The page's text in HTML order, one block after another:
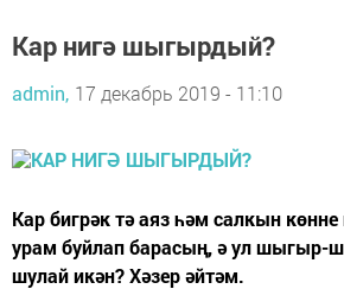
Кар нигә шыгырдый?
admin, 17 декабрь 2019 - 11:10
Кар бигрәк тә аяз һәм салкын
урам буйлап барасың, ә ул шыгыр-
шулай икән? Хәзер әйтәм.